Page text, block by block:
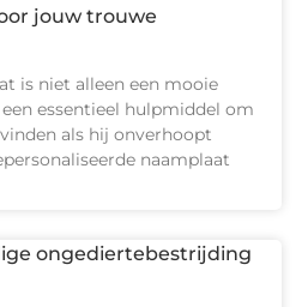
jouw trouwe
is niet alleen een mooie
essentieel hulpmiddel om
als hij onverhoopt
naamplaat
ongediertebestrijding